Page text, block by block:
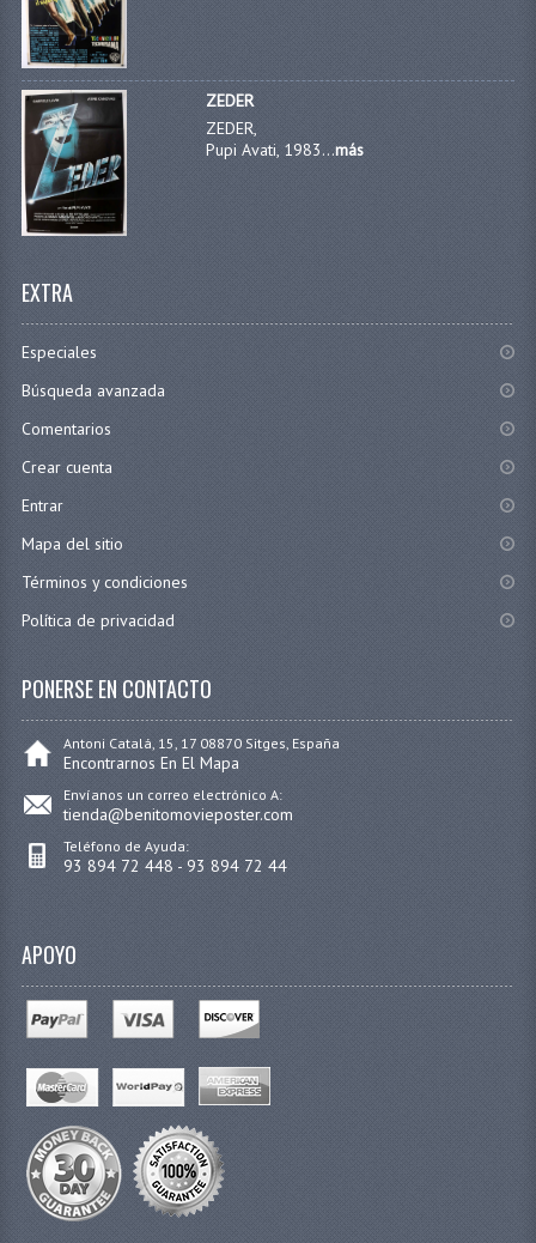
ZEDER
ZEDER,
Pupi Avati, 1983...más
EXTRA
Especiales
Búsqueda avanzada
Comentarios
Crear cuenta
Entrar
Mapa del sitio
Términos y condiciones
Política de privacidad
PONERSE EN CONTACTO
Antoni Catalá, 15, 17 08870 Sitges, España
Encontrarnos En El Mapa
Envíanos un correo electrónico A:
tienda@benitomovieposter.com
Teléfono de Ayuda:
93 894 72 448 - 93 894 72 44
APOYO